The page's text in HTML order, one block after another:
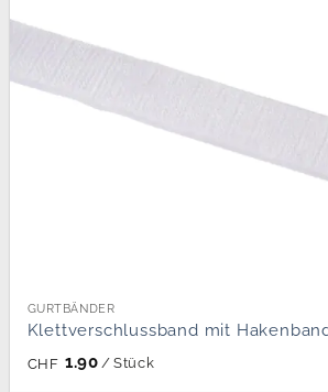
GURTBÄNDER
Klettverschlussband mit
CHF 1.90 / Stück